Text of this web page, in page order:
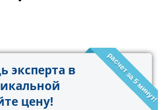
расчет за 5 минут!
эксперта в
цену!